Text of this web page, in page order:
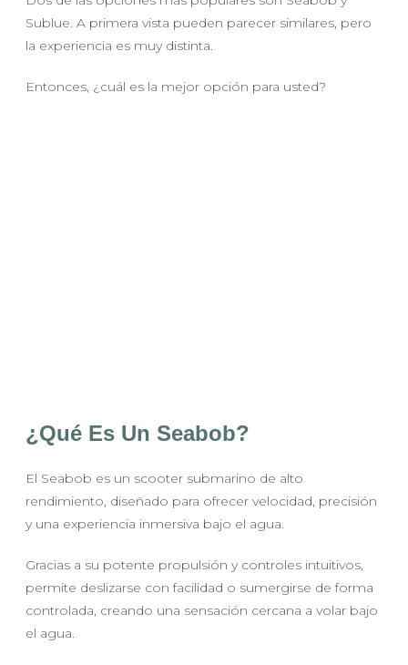
Sublue. A primera vista pueden parecer similares, pero
la experiencia es muy distinta.
Entonces, ¿cuál es la mejor opción para usted?
¿Qué Es Un Seabob?
El Seabob es un scooter submarino de alto
rendimiento, diseñado para ofrecer velocidad, precisión
y una experiencia inmersiva bajo el agua.
Gracias a su potente propulsión y controles intuitivos,
permite deslizarse con facilidad o sumergirse de forma
controlada, creando una sensación cercana a volar bajo
el agua.